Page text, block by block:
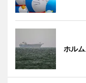
ホルム